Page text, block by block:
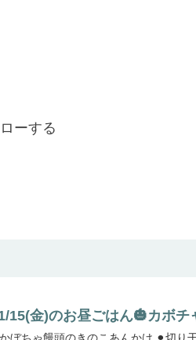
ーする
15(金)のお昼ごはん🎃カボ